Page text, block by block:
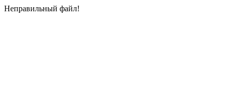
Неправильный файл!